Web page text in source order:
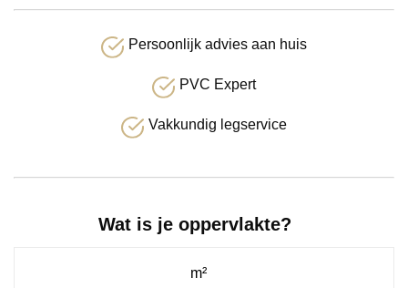
Persoonlijk advies aan huis
PVC Expert
Vakkundig legservice
Wat is je oppervlakte?